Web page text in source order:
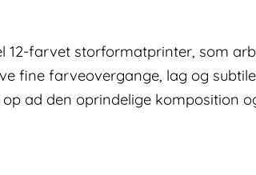
12-farvet storformatprinter, som
fine farveovergange, lag og
ad den oprindelige